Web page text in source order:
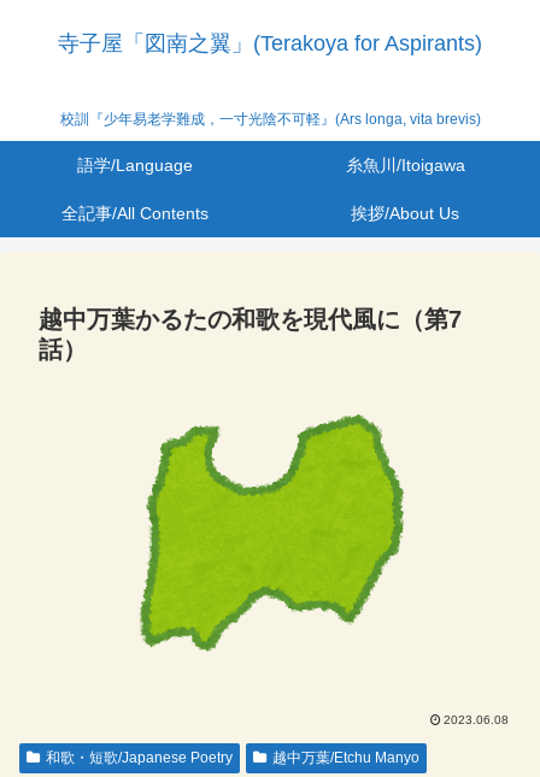
寺子屋「図南之翼」(Terakoya for Aspirants)
校訓『少年易老学難成，一寸光陰不可軽』(Ars longa, vita brevis)
語学/Language 糸魚川/Itoigawa
全記事/All Contents 挨拶/About Us
越中万葉かるたの和歌を現代風に（第7
話）
2023.06.08
和歌・短歌/Japanese Poetry 越中万葉/Etchu Manyo